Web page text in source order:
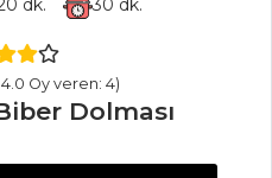
dk. 30 dk.
Oy veren: 4)
Dolması